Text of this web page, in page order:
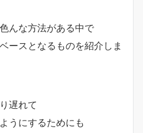
んな方法がある中で
ースとなるものを紹介しま
遅れて
うにするためにも